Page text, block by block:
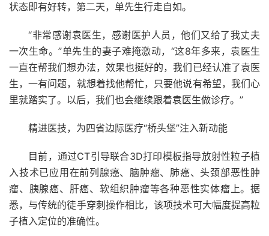
状态即有好转，第二天，单先生行走自如。
“非常感谢袁医生，感谢医护人员，他们又给了我丈夫
一次生命。”单先生的妻子难掩激动，“这8年多来，袁医生
一直在帮我们想办法，效果也挺好的，我们已经认准了袁医
生，一有问题，就想着找他帮忙，只要他说有希望，我们心
里就踏实了。以后，我们也会继续跟着袁医生做诊疗。”
精进医技，为四省边际医疗“桥头堡”注入新动能
目前，通过CT引导联合3D打印模板指导放射性粒子植
入技术已应用在前列腺癌、脑肿瘤、肺癌、头颈部恶性肿
瘤、胰腺癌、肝癌、软组织肿瘤等各种恶性实体瘤上。据
悉，与传统的徒手穿刺操作相比，该项技术可大幅度提高粒
子植入定位的准确性。